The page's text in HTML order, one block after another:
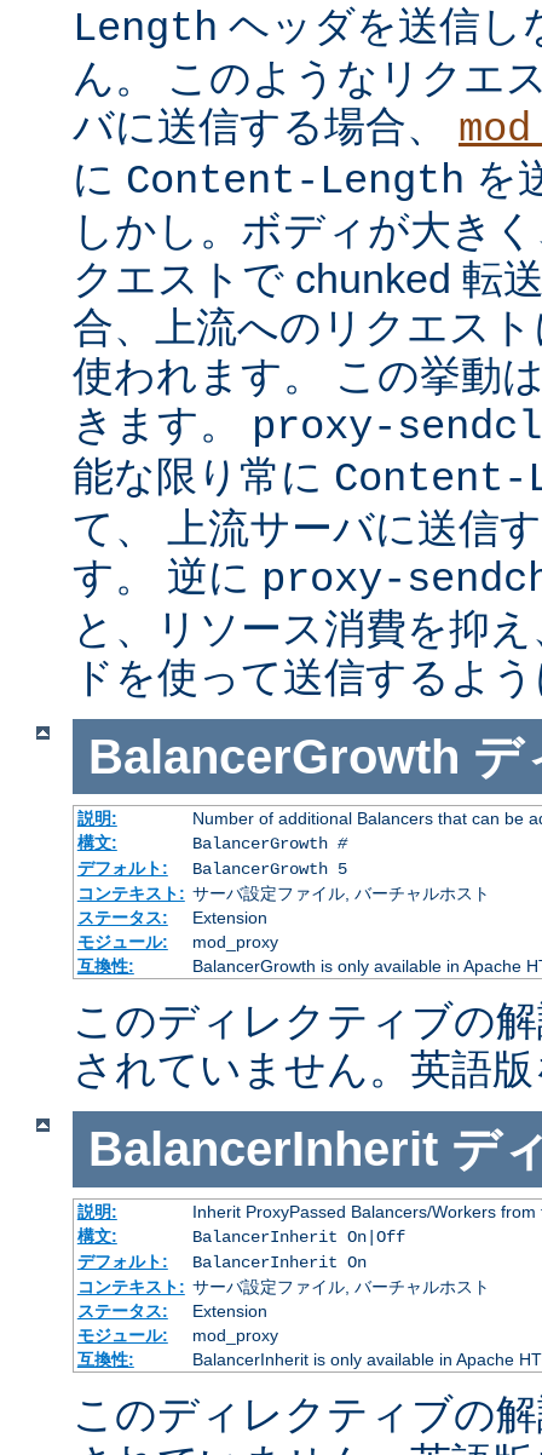
Length ヘッダを送信し
ん。 このようなリクエ
バに送信する場合、
に Content-Length を
しかし。ボディが大き
クエストで chunked 転
合、上流へのリクエス
使われます。 この挙動
きます。 proxy-sendcl
能な限り常に Content-
て、 上流サーバに送信
す。 逆に proxy-
と、リソース消費を抑
ドを使って送信するよ
BalancerGrowth デ
説明:
Number of additional Balancers that can be
構文:
BalancerGrowth #
デフォルト:
BalancerGrowth 5
コンテキスト: サーバ設定ファイル, バーチャルホスト
ステータス:
Extension
モジュール:
mod_proxy
互換性:
BalancerGrowth is only available in Apache
このディレクティブの
されていません。英語
BalancerInherit デ
説明:
Inherit ProxyPassed Balancers/Workers
構文:
BalancerInherit On|Off
デフォルト:
BalancerInherit On
コンテキスト: サーバ設定ファイル, バーチャルホスト
ステータス:
Extension
モジュール:
mod_proxy
互換性:
BalancerInherit is only available in Apache
このディレクティブの